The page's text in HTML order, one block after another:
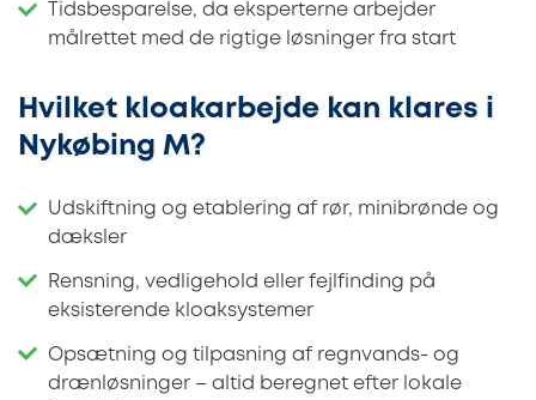
Tidsbesparelse, da eksperterne arbejder
målrettet med de rigtige løsninger fra start
Hvilket kloakarbejde kan klares i
Nykøbing M?
Udskiftning og etablering af rør, minibrønde og
dæksler
Rensning, vedligehold eller fejlfinding på
eksisterende kloaksystemer
Opsætning og tilpasning af regnvands- og
drænløsninger – altid beregnet efter lokale